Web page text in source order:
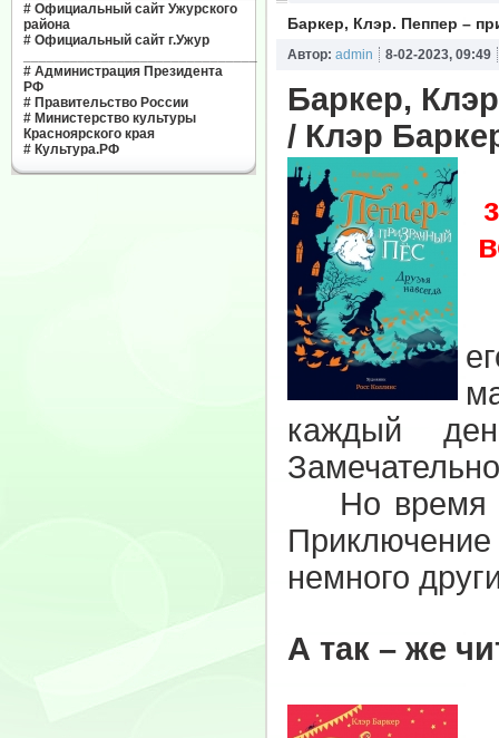
# Официальный сайт Ужурского
района
# Официальный сайт г.Ужур
# Администрация Президента
РФ
# Правительство России
# Министерство культуры
Красноярского края
# Культура.РФ
Баркер, Клэр. Пеппер –
Автор: admin 8-02-2023, 09:49
Баркер,
/ Клэр
каждый
Но время
немного
А так – же